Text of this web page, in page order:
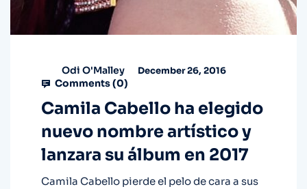
Odi O'Malley December 26, 2016
Comments (0)
Camila Cabello ha elegido
nuevo nombre artístico y
lanzara su álbum en 2017
Camila Cabello pierde el pelo de cara a sus